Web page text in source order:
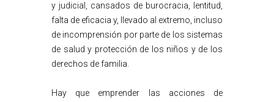
y judicial, cansados de burocracia, lentitud,
falta de eficacia y, llevado al extremo, incluso
de incomprensión por parte de los sistemas
de salud y protección de los niños y de los
derechos de familia.
Hay que emprender las acciones de